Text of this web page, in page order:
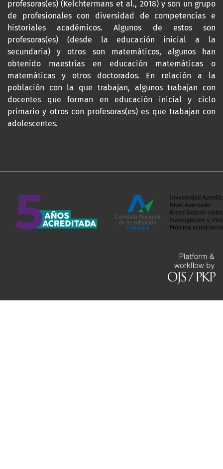
profesoras(es) (Kelchtermans et al., 2018) y son un grupo
de profesionales con diversidad de competencias e
historiales académicos. Algunos de estos son
profesoras(es) (desde la educación inicial a la
secundaria) y otros son matemáticos, algunos han
obtenido maestrías en educación matemáticas o
matemáticas y otros doctorados. En relación a la
población con la que trabajan, algunos trabajan con
docentes que forman en educación inicial y ciclo
primario y otros con profesoras(es) es que trabajan con
adolescentes.